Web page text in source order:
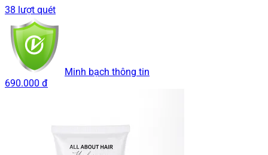
38 lượt quét
Minh bạch thông tin
690.000 đ